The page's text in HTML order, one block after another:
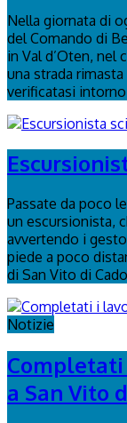
Nella giornata di
del Comando di
in Val d’Oten, nel
una strada
verificatasi intorno
Passate da poco
un escursionista,
avvertendo i
piede a poco
di San Vito di
Notizie
a San Vito